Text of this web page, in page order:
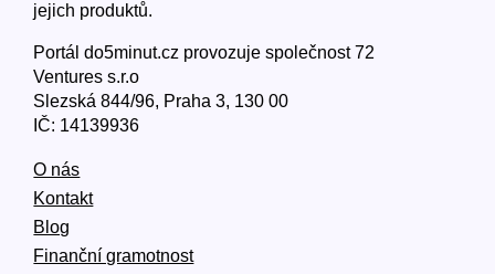
jejich produktů.
Portál do5minut.cz provozuje společnost 72
Ventures s.r.o
Slezská 844/96, Praha 3, 130 00
IČ: 14139936
O nás
Kontakt
Blog
Finanční gramotnost